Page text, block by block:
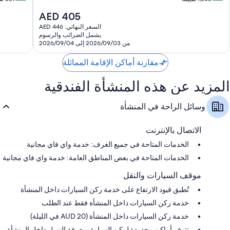
غلايات كهربائية، وتدفئة، وخدمة تنظيف الغرف (عند الطلب)
السعر
الحالي
هو
AED
405
AED 405
السعر النهائي: AED 446
يشمل الضرائب والرسوم
من 2026/09/03 إلى 2026/09/04
مقارنة أماكن الإقامة المماثلة
المزيد عن هذه المنشأة الفندقية
وسائل الراحة في المنشأة
الاتصال بالإنترنت
الخدمات المتاحة في جميع الغرف: خدمة واي فاي مجانية
الخدمات المتاحة في بعض المناطق العامة: خدمة واي فاي مجانية
موقف السيارات والنقل
تُطبق قيود الارتفاع على خدمة ركن السيارات داخل المنشأة
خدمة ركن السيارات داخل المنشأة فقط عند الطلب
خدمة ركن السيارات داخل المنشأة (AUD 20 في الليلة)